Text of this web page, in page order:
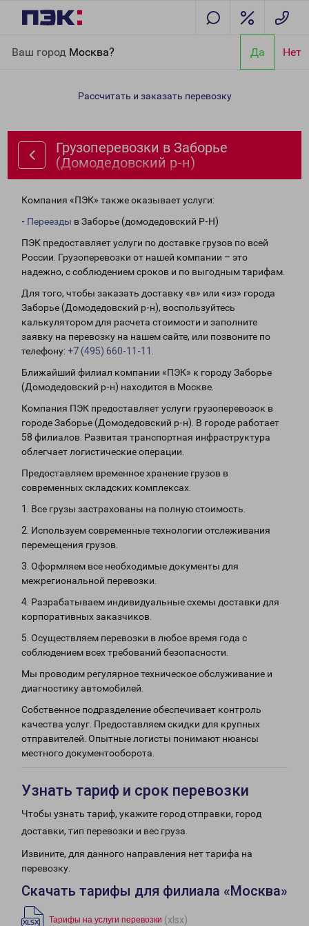
Ваш город Москва? Да Нет
(Домодедовский р-н)
Рассчитать и заказать перевозку
Грузоперевозки в Заборье
(Домодедовский р-н)
Компания «ПЭК» также оказывает услуги:
- Переезды в Заборье (домодедовский Р-Н)
ПЭК предоставляет услуги по доставке грузов по всей
России. Грузоперевозки от нашей компании – это
надежно, с соблюдением сроков и по выгодным тарифам.
Для того, чтобы заказать доставку «в» или «из» города
Заборье (Домодедовский р-н), воспользуйтесь
калькулятором для расчета стоимости и заполните
заявку на перевозку на нашем сайте, или позвоните по
телефону: +7 (495) 660-11-11
Ближайший филиал компании «ПЭК» к городу Заборье
(Домодедовский р-н) находится в Москве.
Компания ПЭК предоставляет услуги грузоперевозок в
городе Заборье (Домодедовский р-н). В городе работает
58 филиалов. Развитая транспортная инфраструктура
облегчает логистические операции.
Предоставляем временное хранение грузов в
современных складских комплексах.
1. Все грузы застрахованы на полную стоимость.
2. Используем современные технологии отслеживания
перемещения грузов.
3. Оформляем все необходимые документы для
межрегиональной перевозки.
4. Разрабатываем индивидуальные схемы доставки для
корпоративных заказчиков.
5. Осуществляем перевозки в любое время года с
соблюдением всех требований безопасности.
Мы проводим регулярное техническое обслуживание и
диагностику автомобилей.
Собственное подразделение обеспечивает контроль
качества услуг. Предоставляем скидки для крупных
отправителей. Опытные логисты понимают нюансы
местного документооборота.
Узнать тариф и срок перевозки
Чтобы узнать тариф, укажите город отправки, город
доставки, тип перевозки и вес груза.
Извините, для данного направления нет тарифа на
перевозку.
Скачать тарифы для филиала «Москва»
Тарифы на услуги перевозки (xlsx)